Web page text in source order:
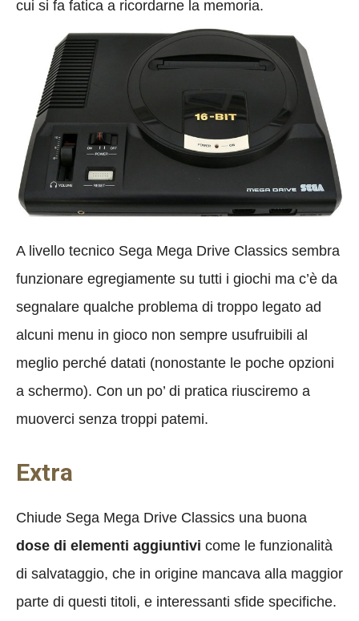
cui si fa fatica a ricordarne la memoria.
A livello tecnico Sega Mega Drive Classics sembra
funzionare egregiamente su tutti i giochi ma c’è da
segnalare qualche problema di troppo legato ad
alcuni menu in gioco non sempre usufruibili al
meglio perché datati (nonostante le poche opzioni
a schermo). Con un po’ di pratica riusciremo a
muoverci senza troppi patemi.
Extra
Chiude Sega Mega Drive Classics una buona
dose di elementi aggiuntivi come le funzionalità
di salvataggio, che in origine mancava alla maggior
parte di questi titoli, e interessanti sfide specifiche.